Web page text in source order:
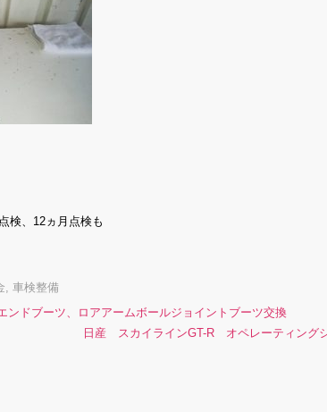
検、12ヵ月点検も
, 車検整備
ドブーツ、ロアアームボールジョイントブーツ交換
日産 スカイラインGT-R オペレーティング